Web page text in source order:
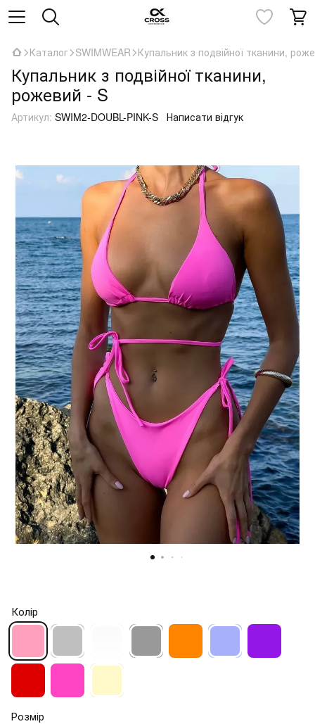
Каталог SWIMWEAR Купальник з подвійної тканини,
Купальник з подвійної тканини,
рожевий - S
Артикул: SWIM2-DOUBL-PINK-S Написати відгук
Колір
Розмір